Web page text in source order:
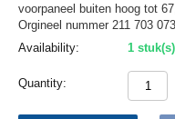
voorpaneel buiten hoog tot
Orgineel nummer 211 703
Availability:
1
Quantity: